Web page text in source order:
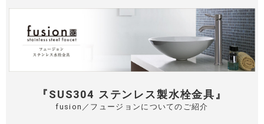
『SUS304 ステンレス製水栓金具』
fusion／フュージョンについてのご紹介